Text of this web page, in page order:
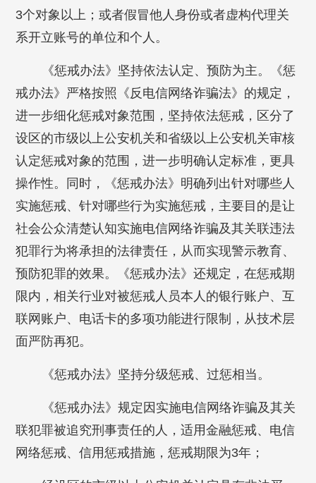
3个对象以上；或者假冒他人身份或者虚构代理关
系开立账号的单位和个人。
《惩戒办法》坚持依法认定、预防为主。《惩
戒办法》严格按照《反电信网络诈骗法》的规定，
进一步细化惩戒对象范围，坚持依法惩戒，区分了
设区的市级以上公安机关和省级以上公安机关审核
认定惩戒对象的范围，进一步明确认定标准，更具
操作性。同时，《惩戒办法》明确列出针对哪些人
实施惩戒、针对哪些行为实施惩戒，主要目的是让
社会公众清楚认知实施电信网络诈骗及其关联违法
犯罪行为将承担的法律责任，从而实现警示教育、
预防犯罪的效果。《惩戒办法》还规定，在惩戒期
限内，相关行业对被惩戒人员本人的银行账户、互
联网账户、电话卡的多项功能进行限制，从技术层
面严防再犯。
《惩戒办法》坚持分级惩戒、过惩相当。
《惩戒办法》规定因实施电信网络诈骗及其关
联犯罪被追究刑事责任的人，适用金融惩戒、电信
网络惩戒、信用惩戒措施，惩戒期限为3年；